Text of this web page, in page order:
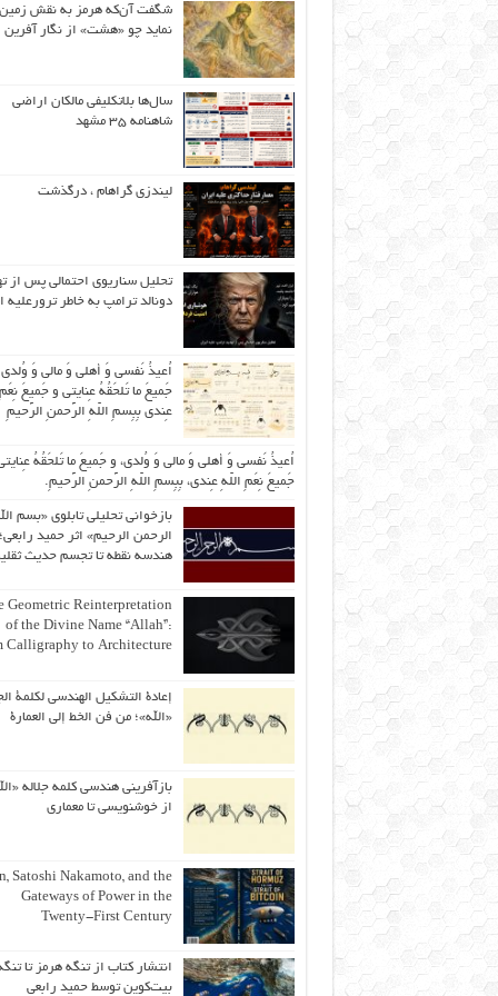
شگفت آن‌که هرمز به نقش زمین
نماید چو «هشت» از نگار آفرین
سال‌ها بلاتکلیفی مالکان اراضی
شاهنامه ۳۵ مشهد
لیندزی گراهام ، درگذشت
تحلیل سناریوی احتمالی پس از
دونالد ترامپ به خاطر ترورعلیه
اُعیذُ نَفسی وَ أهلی وَ مالی وَ
جَمیعَ ما تَلحَقُهُ عِنایتی و جَمیعَ نِعَمِ
عِندی بِبِسمِ اللّهِ الرَّحمنِ الرَّحیمِ
اُعیذُ نَفسی وَ أهلی وَ مالی وَ وُلدی، و جَمیعَ ما تَلحَقُهُ
جَمیعَ نِعَمِ اللّهِ عِندی، بِبِسمِ اللّهِ الرَّحمنِ الرَّحیمِ.
بازخوانی تحلیلی تابلوی «بسم
الرحمن الرحیم» اثر حمید رابعی؛
هندسه نقطه تا تجسم حدیث
Geometric Reinterpretation
of the Divine Name “Allah”:
Calligraphy to Architecture
إعادة التشكيل الهندسي لكلمة
«الله»؛ من فن الخط إلى العمارة
بازآفرینی هندسی کلمه جلاله
از خوشنویسی تا معماری
Satoshi Nakamoto, and the
Gateways of Power in the
Twenty-First Century
انتشار کتاب از تنگه هرمز تا
بیت‌کوین توسط حمید رابعی